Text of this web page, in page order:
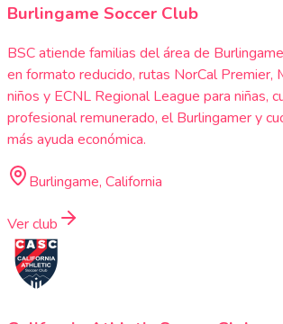
Burlingame Soccer Club
BSC atiende familias del área de
en formato reducido, rutas NorCal Premier,
niños y ECNL Regional League para niñas,
profesional remunerado, el Burlingamer y
más ayuda económica.
Burlingame, California
Ver club